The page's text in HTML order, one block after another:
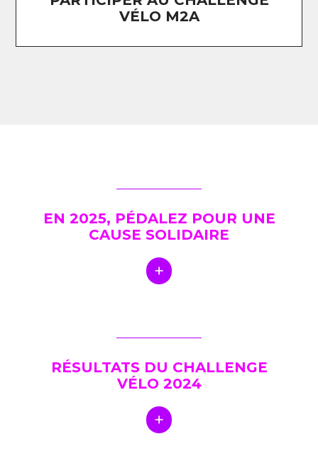
VÉLO M2A
EN 2025, PÉDALEZ POUR UNE
CAUSE SOLIDAIRE
RÉSULTATS DU CHALLENGE
VÉLO 2024